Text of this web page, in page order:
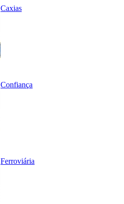
Caxias
Confiança
Ferroviária